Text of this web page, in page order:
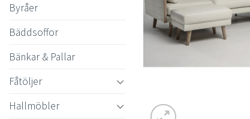
Byråer
Bäddsoffor
Bänkar & Pallar
Fåtöljer
Hallmöbler